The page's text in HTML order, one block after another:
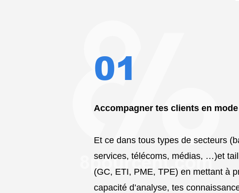
01
Accompagner tes clients en
Et ce dans tous types de secteurs
services, télécoms, médias, …)et
(GC, ETI, PME, TPE) en mettant à
capacité d’analyse, tes